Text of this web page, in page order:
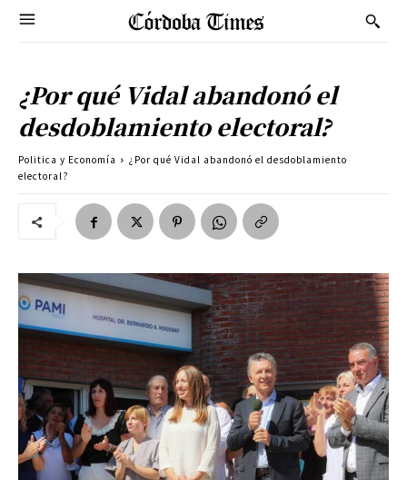
¿Por qué Vidal abandonó el
desdoblamiento electoral?
Politica y Economía
¿Por qué Vidal abandonó el desdoblamiento
electoral?